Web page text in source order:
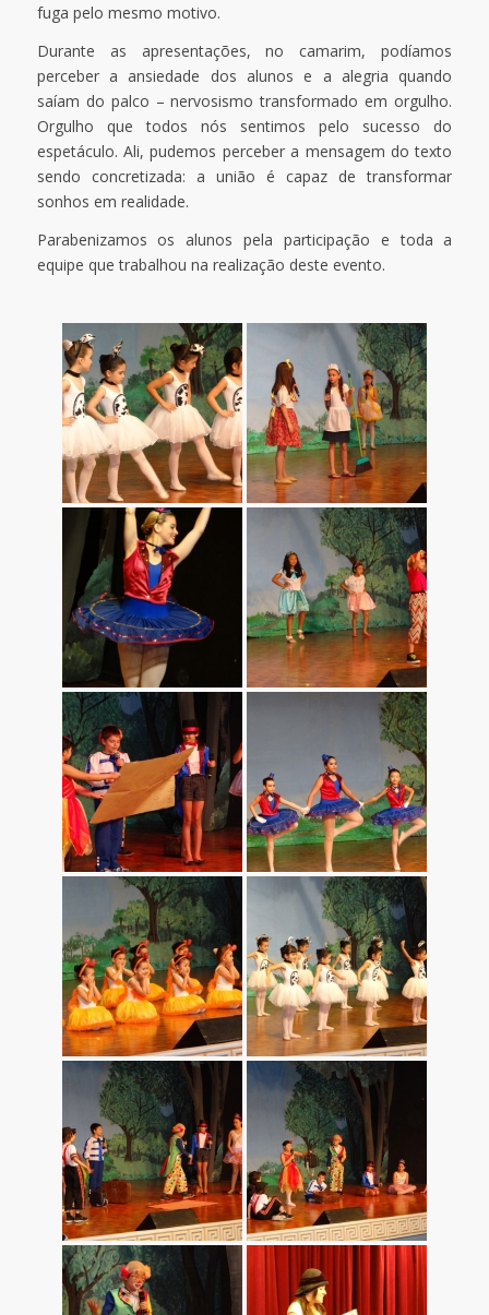
fuga pelo mesmo motivo.
Durante as apresentações, no camarim, podíamos
perceber a ansiedade dos alunos e a alegria quando
saíam do palco – nervosismo transformado em orgulho.
Orgulho que todos nós sentimos pelo sucesso do
espetáculo. Ali, pudemos perceber a mensagem do texto
sendo concretizada: a união é capaz de transformar
sonhos em realidade.
Parabenizamos os alunos pela participação e toda a
equipe que trabalhou na realização deste evento.